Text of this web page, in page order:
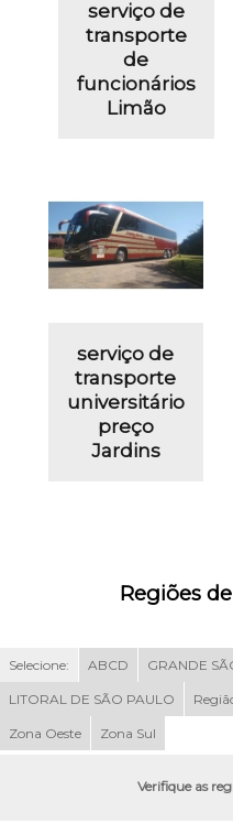
serviço de
transporte
de
funcionários
Limão
serviço de
transporte
universitário
preço
Jardins
Regiões
Selecione: ABCD GRANDE
LITORAL DE SÃO PAULO
Zona Oeste Zona Sul
Verifique as